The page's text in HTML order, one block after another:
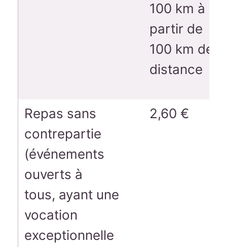
100 km à
partir de
100 km de
distance
Repas sans
contrepartie
(événements
ouverts à
tous, ayant une
vocation
exceptionnelle
2,60 €